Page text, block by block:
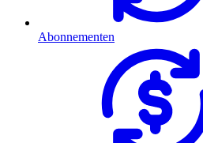
Abonnementen